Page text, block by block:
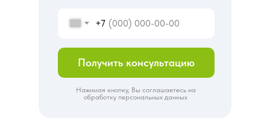
+7
Получить консультацию
Нажимая кнопку, Вы соглашаетесь на
обработку персональных данных